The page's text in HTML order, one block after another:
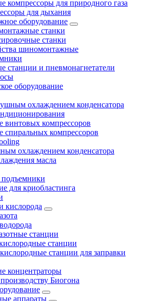
компрессоры для природного газа
для дыхания
оборудование
станки
станки
шиномонтажные
станции и пневмонагнетатели
оборудование
охлаждением конденсатора
винтовых компрессоров
спиральных компрессоров
охлаждением конденсатора
масла
для криобластинга
кислорода
станции
станции
станции для заправки
концентраторы
Биогона
аппараты